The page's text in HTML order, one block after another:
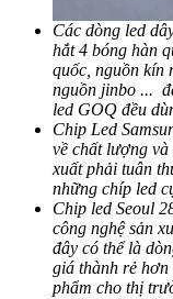
Các dòng led
hắt 4 bóng hàn
quốc, nguồn kín
nguồn jinbo ...
led GOQ đều
Chip Led
về chất lượng
xuất phải tuân
những chíp led
Chip led Seoul
công nghệ sản
đây có thể là
giá thành rẻ
phẩm cho thị